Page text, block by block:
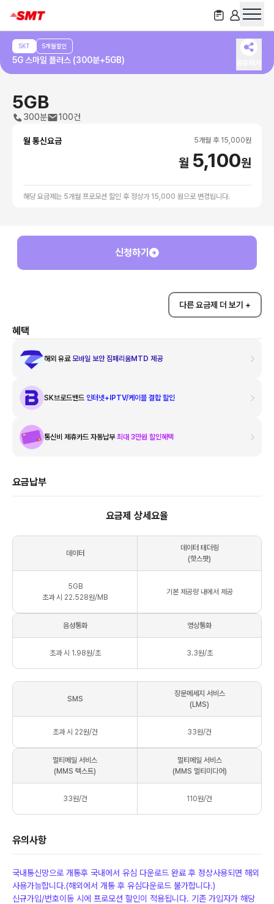
SKT 5개월할인
5G 스마일 플러스 (300분+5GB)
5GB
300분 100건
월 통신요금 5개월 후 15,000원
월 5,100원
해당 요금제는 5개월 프로모션 할인 후 정상가 15,000 원으로 변경됩니다.
신청하기
다른 요금제 더 보기 +
혜택
해외 유료모바일 보안 짐페리움MTD 제공
SK브로드밴드 인터넷+IPTV/케이블 결합 할인
통신비 제휴카드 자동납부최대 3만원 할인혜택
요금납부
요금제 상세요율
데이터
데이터 테더링
(핫스팟)
5GB
초과 시 22.528원/MB
기본 제공량 내에서 제공
음성통화 영상통화
초과 시 1.98원/초 3.3원/초
SMS
장문메세지 서비스
(LMS)
초과 시 22원/건 33원/건
멀티메일 서비스
(MMS 텍스트)
멀티메일 서비스
(MMS 멀티미디어)
33원/건 110원/건
유의사항
국내통신망으로 개통후 국내에서 유심 다운로드 완료 후 정상사용되면 해외
사용가능합니다.(해외에서 개통 후 유심다운로드 불가합니다.)
신규가입/번호이동 시에 프로모션 할인이 적용됩니다. 기존 가입자가 해당